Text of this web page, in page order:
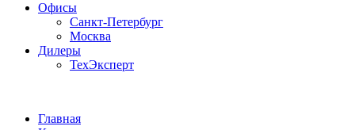
Офисы
Санкт-Петербург
Москва
Дилеры
ТехЭксперт
Главная